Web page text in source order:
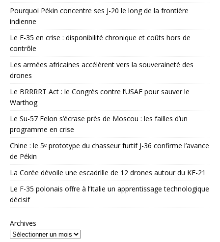
Pourquoi Pékin concentre ses J-20 le long de la frontière
indienne
Le F-35 en crise : disponibilité chronique et coûts hors de
contrôle
Les armées africaines accélèrent vers la souveraineté des
drones
Le BRRRRT Act : le Congrès contre l’USAF pour sauver le
Warthog
Le Su-57 Felon s’écrase près de Moscou : les failles d’un
programme en crise
Chine : le 5ᵉ prototype du chasseur furtif J-36 confirme l’avance
de Pékin
La Corée dévoile une escadrille de 12 drones autour du KF-21
Le F-35 polonais offre à l’Italie un apprentissage technologique
décisif
Archives